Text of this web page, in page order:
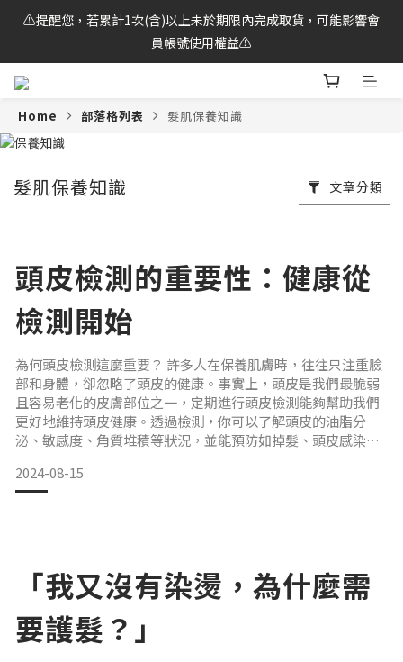
🌟LINE好友獨享！馬上領 $100元 購物金💰
⚠️提醒您，若累計1次(含)以上未於期限內完成取貨，可能影響會
員帳號使用權益⚠️
Home 部落格列表 髮肌保養知識
髮肌保養知識 文章分類
頭皮檢測的重要性：健康從
檢測開始
為何頭皮檢測這麼重要？ 許多人在保養肌膚時，往往只注重臉
部和身體，卻忽略了頭皮的健康。事實上，頭皮是我們最脆弱
且容易老化的皮膚部位之一，定期進行頭皮檢測能夠幫助我們
更好地維持頭皮健康。透過檢測，你可以了解頭皮的油脂分
泌、敏感度、角質堆積等狀況，並能預防如掉髮、頭皮感染等
到最佳效果。 頭皮檢測的主要好處 促進健康髮質
檢測能了解毛囊數量、髮質生長週期與油脂分泌狀況，進而制
2024-08-15
「我又沒有染燙，為什麼需
要護髮？」